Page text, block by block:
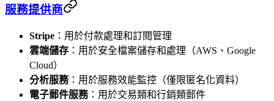
服務提供商
Stripe ：用於付款處理和訂閱管理
雲端儲存 ：用於安全檔案儲存和處理（AWS、Google
Cloud）
分析服務：用於服務效能監控（僅限匿名化資料）
電子郵件服務：用於交易類和行銷類郵件